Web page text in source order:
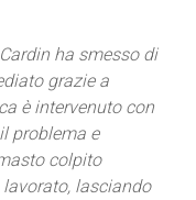
ha smesso di
grazie a
è intervenuto con
problema e
colpito
lavorato, lasciando